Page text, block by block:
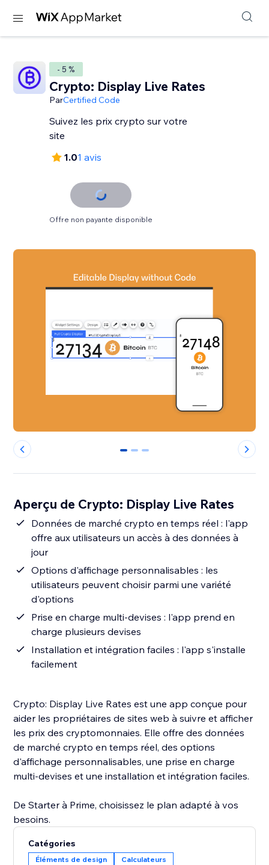
- 5 %
Crypto: Display Live Rates
ParCertified Code
Suivez les prix crypto sur votre
site
1.01 avis
Offre non payante disponible
0 1 2
Aperçu de Crypto: Display Live Rates
Données de marché crypto en temps réel : l'app
offre aux utilisateurs un accès à des données à
jour
Options d'affichage personnalisables : les
utilisateurs peuvent choisir parmi une variété
d'options
Prise en charge multi-devises : l'app prend en
charge plusieurs devises
Installation et intégration faciles : l'app s'installe
facilement
Crypto: Display Live Rates est une app conçue pour
aider les propriétaires de sites web à suivre et afficher
les prix des cryptomonnaies. Elle offre des données
de marché crypto en temps réel, des options
d'affichage personnalisables, une prise en charge
multi-devises et une installation et intégration faciles.
De Starter à Prime, choisissez le plan adapté à vos
besoins.
Catégories
Éléments de design Calculateurs